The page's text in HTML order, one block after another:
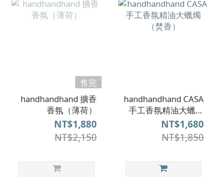
售完
handhandhand 擴香
香氛（薄荷）
NT$1,880
NT$2,150
handhandhand CASA
手工香氛精油大蠟燭
（焚香）
NT$1,680
NT$1,850